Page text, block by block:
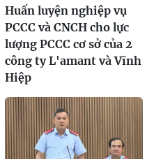
Huấn luyện nghiệp vụ
PCCC và CNCH cho lực
lượng PCCC cơ sở của 2
công ty L'amant và Vĩnh
Hiệp